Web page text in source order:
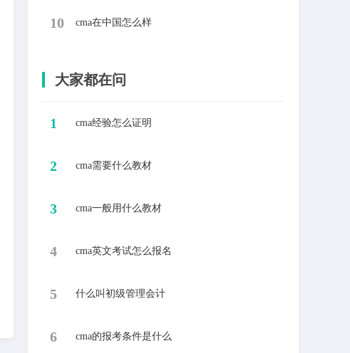
10 ​cma在中国怎么样
大家都在问
1 cma经验怎么证明
2 cma需要什么教材
3 cma一般用什么教材
4 cma英文考试怎么报名
5 什么叫初级管理会计
6 cma的报考条件是什么